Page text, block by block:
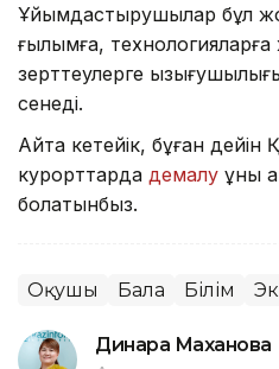
Ұйымдастырушылар бұл
ғылымға, технологияларға
зерттеулерге
сенеді.
Айта кетейік, бұған дейін
курорттарда демалу құны
болатынбыз.
Оқушы Бала Білім
Динара Маханова